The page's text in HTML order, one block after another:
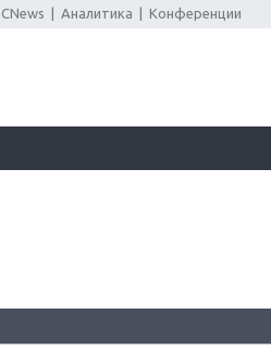
CNews Аналитика Конференции